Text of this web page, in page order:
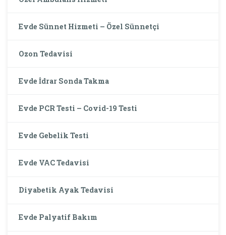
Evde Sünnet Hizmeti – Özel Sünnetçi
Ozon Tedavisi
Evde İdrar Sonda Takma
Evde PCR Testi – Covid-19 Testi
Evde Gebelik Testi
Evde VAC Tedavisi
Diyabetik Ayak Tedavisi
Evde Palyatif Bakım